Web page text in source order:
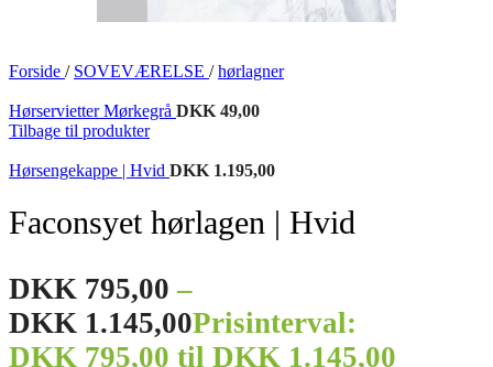
Forside / SOVEVÆRELSE / hørlagner
Hørservietter Mørkegrå DKK 49,00
Tilbage til produkter
Hørsengekappe | Hvid DKK 1.195,00
Faconsyet hørlagen | Hvid
DKK 795,00 –
DKK 1.145,00Prisinterval:
DKK 795,00 til DKK 1.145,00